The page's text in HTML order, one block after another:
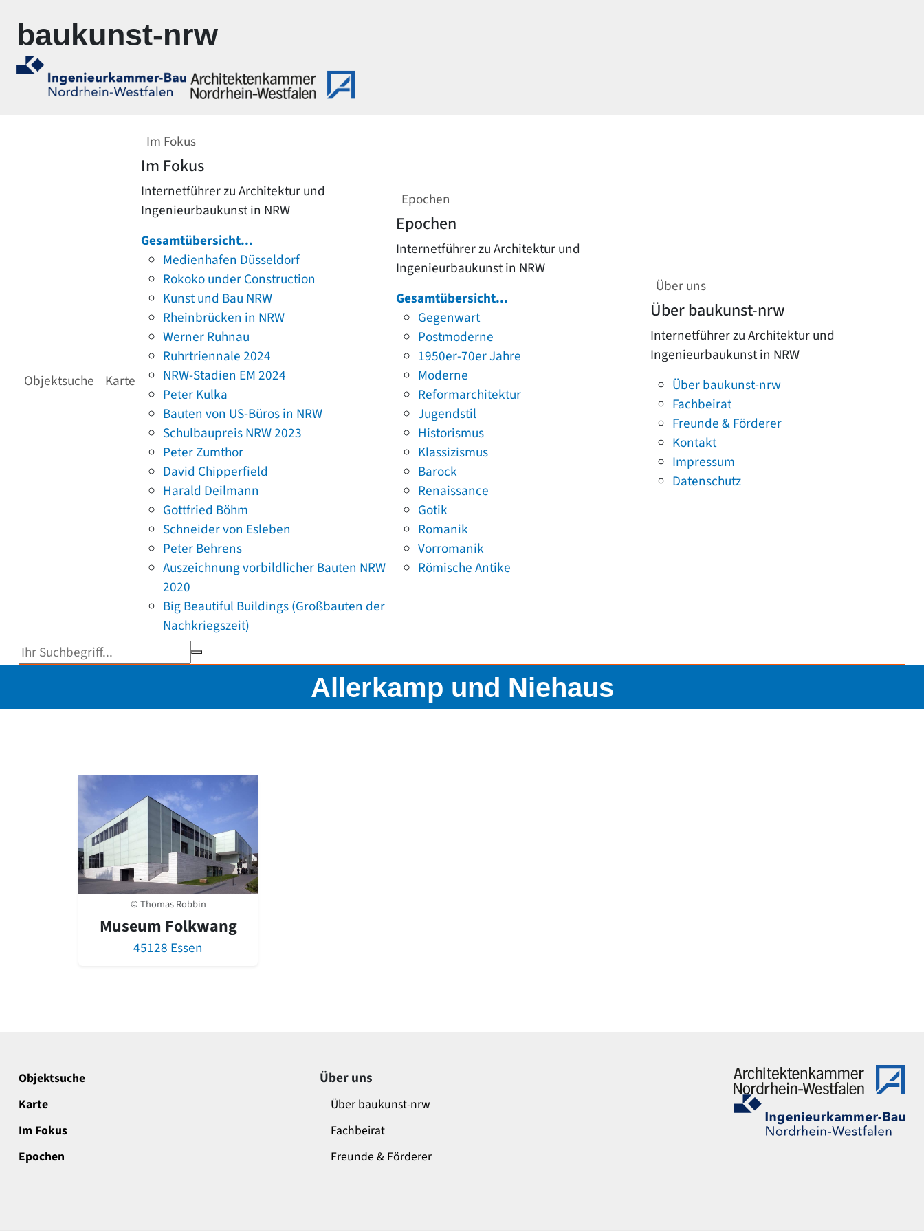
baukunst-nrw
Objektsuche Karte
Im Fokus
Im Fokus
Internetführer zu Architektur und
Ingenieurbaukunst in NRW
Gesamtübersicht...
Medienhafen Düsseldorf
Rokoko under Construction
Kunst und Bau NRW
Rheinbrücken in NRW
Werner Ruhnau
Ruhrtriennale 2024
NRW-Stadien EM 2024
Peter Kulka
Bauten von US-Büros in NRW
Schulbaupreis NRW 2023
Peter Zumthor
David Chipperfield
Harald Deilmann
Gottfried Böhm
Schneider von Esleben
Peter Behrens
Auszeichnung vorbildlicher Bauten NRW
2020
Big Beautiful Buildings (Großbauten der
Nachkriegszeit)
Epochen
Epochen
Internetführer zu Architektur und
Ingenieurbaukunst in NRW
Gesamtübersicht...
Gegenwart
Postmoderne
1950er-70er Jahre
Moderne
Reformarchitektur
Jugendstil
Historismus
Klassizismus
Barock
Renaissance
Gotik
Romanik
Vorromanik
Römische Antike
Über uns
Über baukunst-nrw
Internetführer zu Architektur und
Ingenieurbaukunst in NRW
Über baukunst-nrw
Fachbeirat
Freunde & Förderer
Kontakt
Impressum
Datenschutz
Suchbegriff eingeben
Allerkamp und Niehaus
© Thomas Robbin
Museum Folkwang
45128 Essen
Objektsuche
Karte
Im Fokus
Epochen
Über uns
Über baukunst-nrw
Fachbeirat
Freunde & Förderer